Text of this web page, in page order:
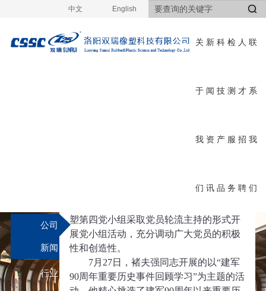
中文 English
关
于
我
们
新
闻
资
讯
科
技
产
品
检
测
服
务
人
才
招
聘
联
系
我
们
公司
新闻
行业
为进一步加强和改进党小组建设，增
塑第四党小组采取党员轮流主持的形式开
展党小组活动，充分调动广大党员的积极
性和创造性。
7月 27日，褚夫强同志开展的以“建军
90周年重要历史事件回顾学习”为主题的活